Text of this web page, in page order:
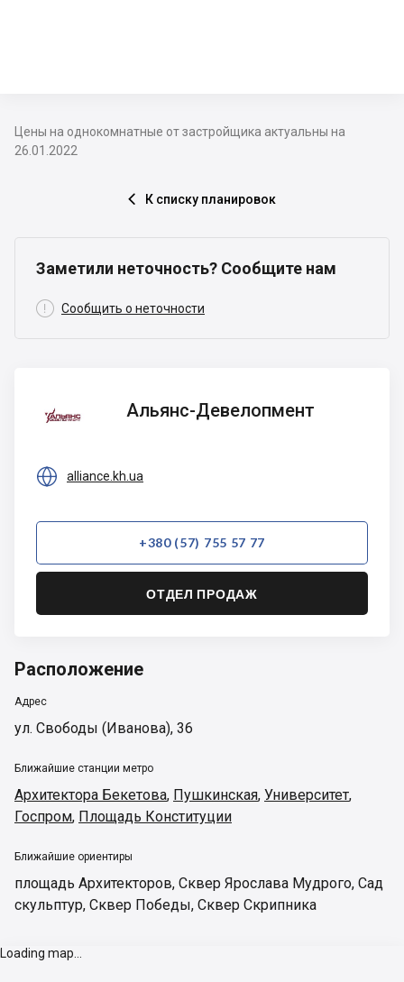
Цены на однокомнатные от застройщика актуальны на
26.01.2022
 К списку планировок
Заметили неточность? Сообщите нам
 Сообщить о неточности
ДевелопментАльянс-Девелопмент
 alliance.kh.ua
+380 (57) 755 57 77
ОТДЕЛ ПРОДАЖ
Расположение
Адрес
ул. Свободы (Иванова), 36
Ближайшие станции метро
Архитектора Бекетова, Пушкинская, Университет,
Госпром, Площадь Конституции
Ближайшие ориентиры
площадь Архитекторов, Сквер Ярослава Мудрого, Сад
скульптур, Сквер Победы, Сквер Скрипника
Loading map...